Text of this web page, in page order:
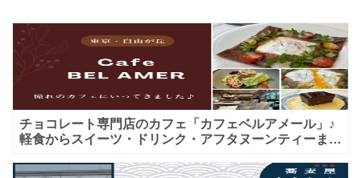
チョコレート専門店のカフェ「カフェベルアメール」♪
軽食からスイーツ・ドリンク・アフタヌーンティーまで